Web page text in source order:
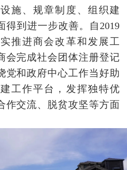
施、规章制度、组织建
得到进一步改善。自2019
推进商会改革和发展工
会完成社会团体注册登记
党和政府中心工作当好助
工作平台，发挥独特优
作交流、脱贫攻坚等方面